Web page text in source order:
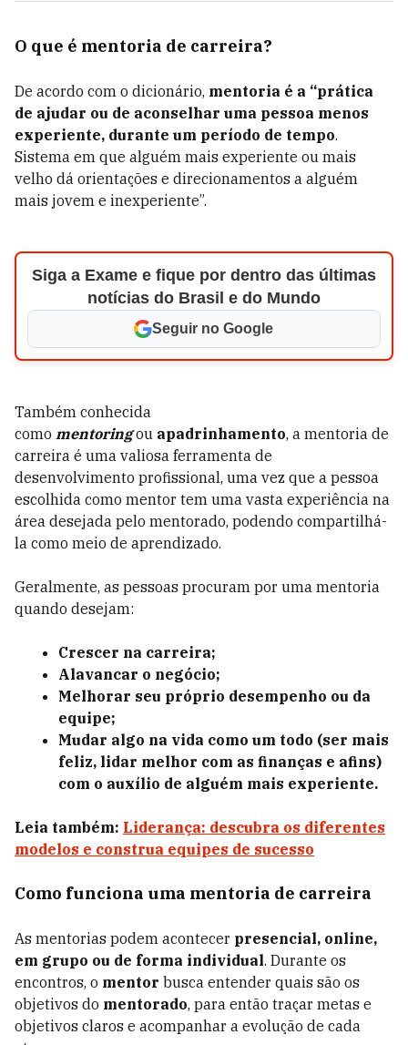
O que é mentoria de carreira?
De acordo com o dicionário, mentoria é a “prática
de ajudar ou de aconselhar uma pessoa menos
experiente, durante um período de tempo.
Sistema em que alguém mais experiente ou mais
velho dá orientações e direcionamentos a alguém
mais jovem e inexperiente”.
Siga a Exame e fique por dentro das últimas
notícias do Brasil e do Mundo
Seguir no Google
Também conhecida
como mentoring ou apadrinhamento, a mentoria de
carreira é uma valiosa ferramenta de
desenvolvimento profissional, uma vez que a pessoa
escolhida como mentor tem uma vasta experiência na
área desejada pelo mentorado, podendo compartilhá-
la como meio de aprendizado.
Geralmente, as pessoas procuram por uma mentoria
quando desejam:
Crescer na carreira;
Alavancar o negócio;
Melhorar seu próprio desempenho ou da
equipe;
Mudar algo na vida como um todo (ser mais
feliz, lidar melhor com as finanças e afins)
com o auxílio de alguém mais experiente.
Leia também: Liderança: descubra os diferentes
modelos e construa equipes de sucesso
Como funciona uma mentoria de carreira
As mentorias podem acontecer presencial, online,
em grupo ou de forma individual. Durante os
encontros, o mentor busca entender quais são os
objetivos do mentorado, para então traçar metas e
objetivos claros e acompanhar a evolução de cada